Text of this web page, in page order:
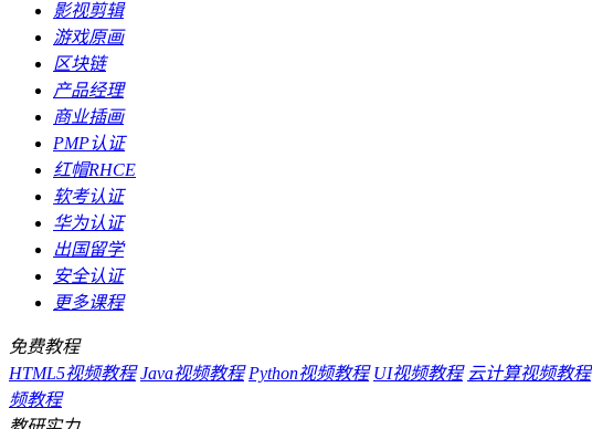
影视剪辑
游戏原画
区块链
产品经理
商业插画
PMP认证
红帽RHCE
软考认证
华为认证
出国留学
安全认证
更多课程
免费教程
HTML5视频教程 Java视频教程 Python视频教程 UI视频教程 云计算视频教程
频教程